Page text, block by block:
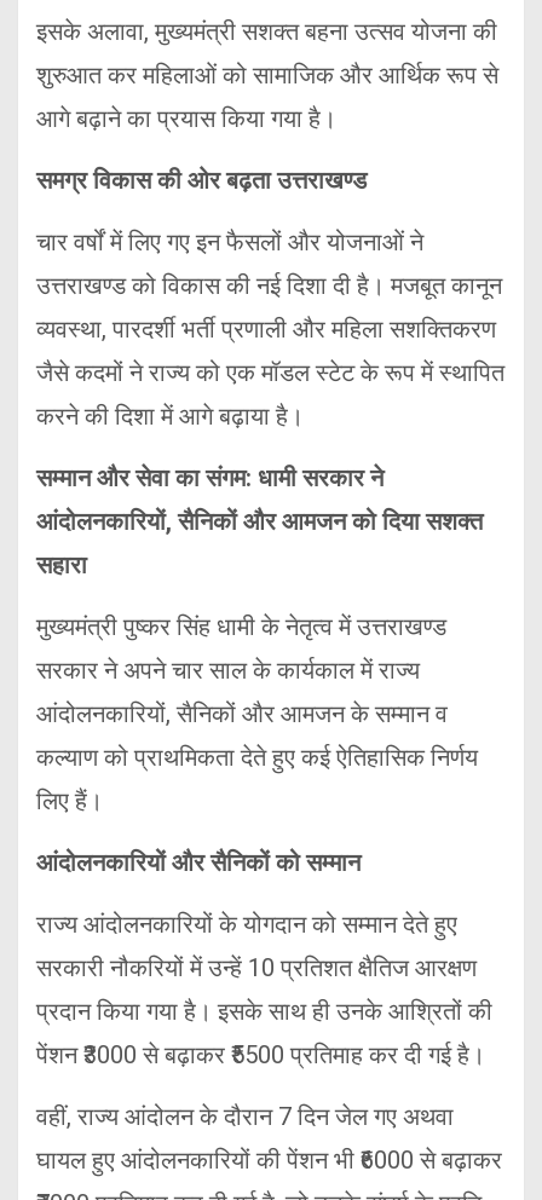
इसके अलावा, मुख्यमंत्री सशक्त बहना उत्सव योजना की
शुरुआत कर महिलाओं को सामाजिक और आर्थिक रूप से
आगे बढ़ाने का प्रयास किया गया है।
समग्र विकास की ओर बढ़ता उत्तराखण्ड
चार वर्षों में लिए गए इन फैसलों और योजनाओं ने
उत्तराखण्ड को विकास की नई दिशा दी है। मजबूत कानून
व्यवस्था, पारदर्शी भर्ती प्रणाली और महिला सशक्तिकरण
जैसे कदमों ने राज्य को एक मॉडल स्टेट के रूप में स्थापित
करने की दिशा में आगे बढ़ाया है।
सम्मान और सेवा का संगम: धामी सरकार ने
आंदोलनकारियों, सैनिकों और आमजन को दिया सशक्त
सहारा
मुख्यमंत्री पुष्कर सिंह धामी के नेतृत्व में उत्तराखण्ड
सरकार ने अपने चार साल के कार्यकाल में राज्य
आंदोलनकारियों, सैनिकों और आमजन के सम्मान व
कल्याण को प्राथमिकता देते हुए कई ऐतिहासिक निर्णय
लिए हैं।
आंदोलनकारियों और सैनिकों को सम्मान
राज्य आंदोलनकारियों के योगदान को सम्मान देते हुए
सरकारी नौकरियों में उन्हें 10 प्रतिशत क्षैतिज आरक्षण
प्रदान किया गया है। इसके साथ ही उनके आश्रितों की
पेंशन ₹3000 से बढ़ाकर ₹5500 प्रतिमाह कर दी गई है।
वहीं, राज्य आंदोलन के दौरान 7 दिन जेल गए अथवा
घायल हुए आंदोलनकारियों की पेंशन भी ₹6000 से बढ़ाकर